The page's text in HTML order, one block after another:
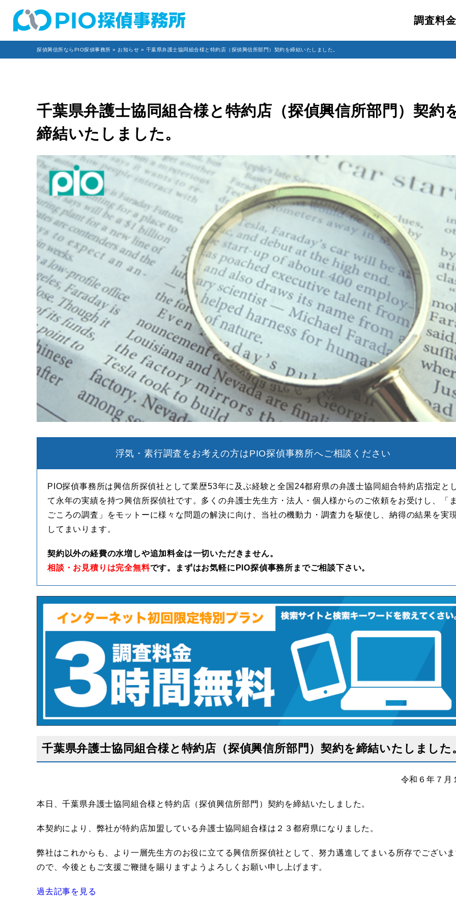
調査料金
探偵興信所ならPIO探偵事務所 » お知らせ » 千葉県弁護士協同組合様と特約店（探偵興信所部門）契約を締結いたしました。
千葉県弁護士協同組合様と特約店（探偵興信所部門）契約
締結いたしました。
浮気・素行調査をお考えの方はPIO探偵事務所へご相談ください
PIO探偵事務所は興信所探偵社として業歴53年に及ぶ経験と全国24都府県の弁護士協同組合特約店指定と
て永年の実績を持つ興信所探偵社です。多くの弁護士先生方・法人・個人様からのご依頼をお受けし、「ま
ごころの調査」をモットーに様々な問題の解決に向け、当社の機動力・調査力を駆使し、納得の結果を実
してまいります。
契約以外の経費の水増しや追加料金は一切いただきません。
相談・お見積りは完全無料です。まずはお気軽にPIO探偵事務所までご相談下さい。
千葉県弁護士協同組合様と特約店（探偵興信所部門）契約を締結いたしました
令和６年７月
本日、千葉県弁護士協同組合様と特約店（探偵興信所部門）契約を締結いたしました。
本契約により、弊社が特約店加盟している弁護士協同組合様は２３都府県になりました。
弊社はこれからも、より一層先生方のお役に立てる興信所探偵社として、努力邁進してまいる所存でござい
ので、今後ともご支援ご鞭撻を賜りますようよろしくお願い申し上げます。
過去記事を見る